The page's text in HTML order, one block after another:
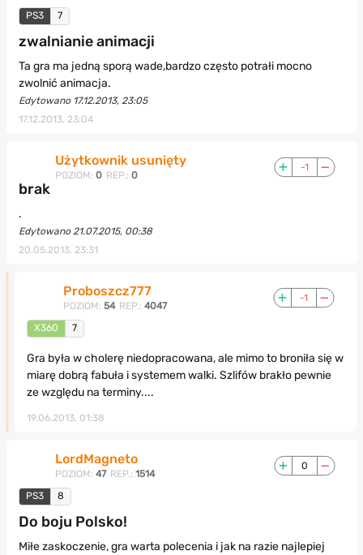
PS3 7
zwalnianie animacji
Ta gra ma jedną sporą wade,bardzo często potrałi mocno
zwolnić animacja.
Edytowano 17.12.2013, 23:05
17.12.2013, 23:04
Użytkownik usunięty
POZIOM: 0 REP.: 0
-1
brak
.
Edytowano 21.07.2015, 00:38
20.05.2013, 23:31
Proboszcz777
POZIOM: 54 REP.: 4047
-1
X360 7
Gra była w cholerę niedopracowana, ale mimo to broniła się w
miarę dobrą fabuła i systemem walki. Szlifów brakło pewnie
ze względu na terminy....
19.06.2013, 01:38
LordMagneto
POZIOM: 47 REP.: 1514
0
PS3 8
Do boju Polsko!
Miłe zaskoczenie, gra warta polecenia i jak na razie najlepiej